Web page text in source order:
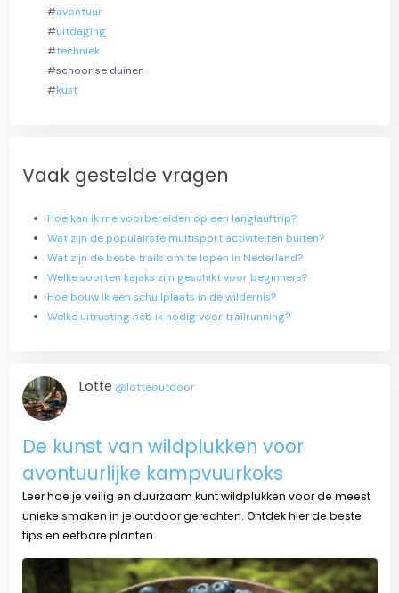
#avontuur
#uitdaging
#techniek
#schoorlse duinen
#kust
Vaak gestelde vragen
Hoe kan ik me voorbereiden op een langlauftrip?
Wat zijn de populairste multisport activiteiten buiten?
Wat zijn de beste trails om te lopen in Nederland?
Welke soorten kajaks zijn geschikt voor beginners?
Hoe bouw ik een schuilplaats in de wildernis?
Welke uitrusting heb ik nodig voor trailrunning?
Lotte @lotteoutdoor
De kunst van wildplukken voor
avontuurlijke kampvuurkoks
Leer hoe je veilig en duurzaam kunt wildplukken voor de meest
unieke smaken in je outdoor gerechten. Ontdek hier de beste
tips en eetbare planten.